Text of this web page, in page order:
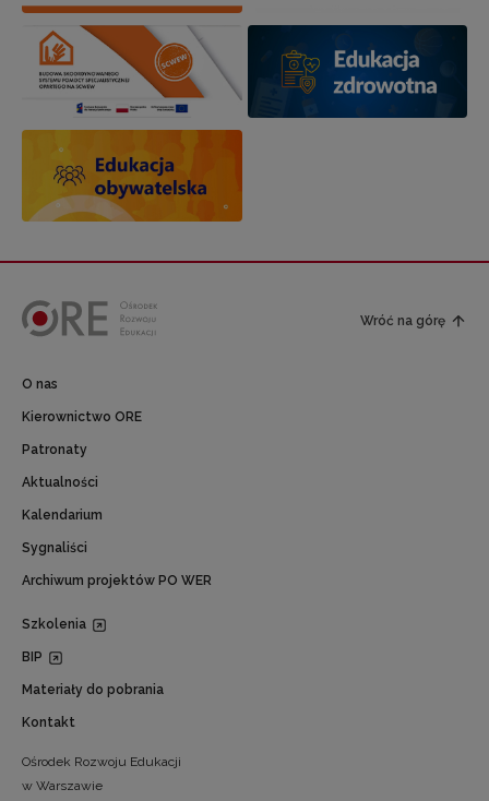
Wróć na górę
O nas
Kierownictwo ORE
Patronaty
Aktualności
Kalendarium
Sygnaliści
Archiwum projektów PO WER
Szkolenia
BIP
Materiały do pobrania
Kontakt
Ośrodek Rozwoju Edukacji
w Warszawie